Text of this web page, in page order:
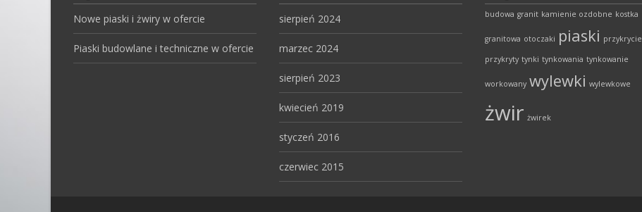
Nowe piaski i żwiry w ofercie
Piaski budowlane i techniczne w ofercie
sierpień 2024
marzec 2024
sierpień 2023
kwiecień 2019
styczeń 2016
czerwiec 2015
budowa granit kamienie ozdobne kostka
granitowa otoczaki piaski przykrycie
przykryty tynki tynkowania tynkowanie
workowany wylewki wylewkowe
żwir żwirek